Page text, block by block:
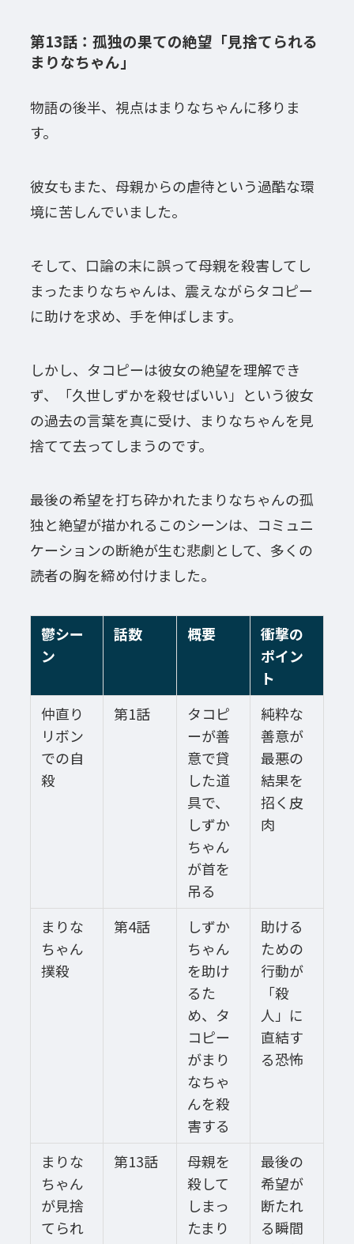
第13話：孤独の果ての絶望「見捨てられる
まりなちゃん」
物語の後半、視点はまりなちゃんに移りま
す。
彼女もまた、母親からの虐待という過酷な環
境に苦しんでいました。
そして、口論の末に誤って母親を殺害してし
まったまりなちゃんは、震えながらタコピー
に助けを求め、手を伸ばします。
しかし、タコピーは彼女の絶望を理解でき
ず、「久世しずかを殺せばいい」という彼女
の過去の言葉を真に受け、まりなちゃんを見
捨てて去ってしまうのです。
最後の希望を打ち砕かれたまりなちゃんの孤
独と絶望が描かれるこのシーンは、コミュニ
ケーションの断絶が生む悲劇として、多くの
読者の胸を締め付けました。
鬱シー
ン
話数 概要
衝撃の
ポイン
ト
仲直り
リボン
での自
殺
第1話
タコピ
ーが善
意で貸
した道
具で、
しずか
ちゃん
が首を
吊る
純粋な
善意が
最悪の
結果を
招く皮
肉
まりな
ちゃん
撲殺
第4話
しずか
ちゃん
を助け
るた
め、タ
コピー
がまり
なちゃ
んを殺
害する
助ける
ための
行動が
「殺
人」に
直結す
る恐怖
まりな
ちゃん
が見捨
てられ
第13話
母親を
殺して
しまっ
たまり
最後の
希望が
断たれ
る瞬間